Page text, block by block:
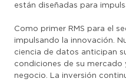
están diseñadas para
Como primer RMS para el
impulsando la innovación.
ciencia de datos anticipan
condiciones de su mercado
negocio. La inversión